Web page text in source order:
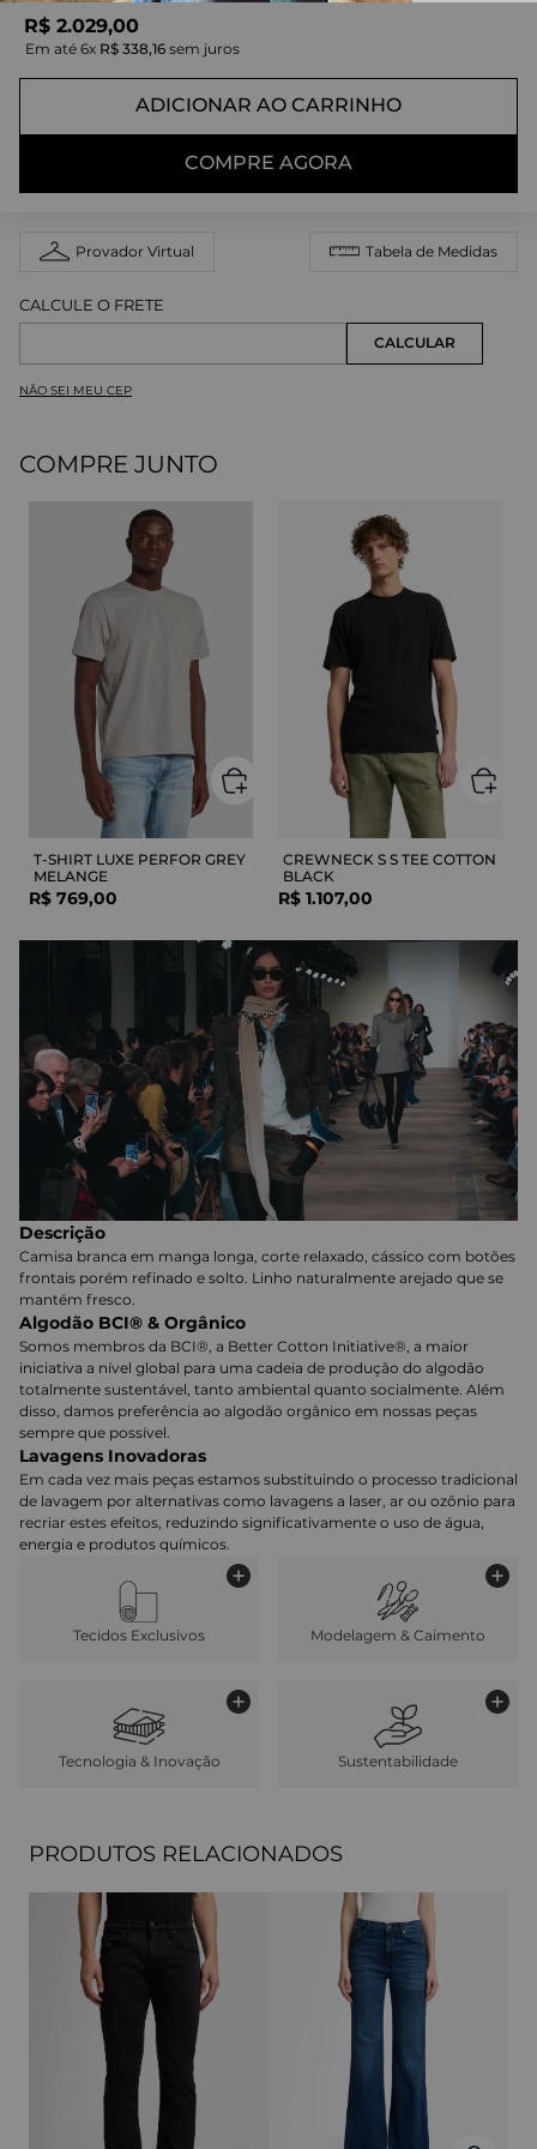
R$ 2.029,00
Em até 6x R$ 338,16 sem juros
ADICIONAR AO CARRINHO
COMPRE AGORA
Provador Virtual Tabela de Medidas
NÃO SEI MEU CEP
COMPRE JUNTO
T-SHIRT LUXE PERFOR GREY
MELANGE
R$ 769,00
CREWNECK S S TEE COTTON
BLACK
R$ 1.107,00
Descrição
Camisa branca em manga longa, corte relaxado, cássico com botões
frontais porém refinado e solto. Linho naturalmente arejado que se
mantém fresco.
Algodão BCI® & Orgânico
Somos membros da BCI®, a Better Cotton Initiative®, a maior
iniciativa a nível global para uma cadeia de produção do algodão
totalmente sustentável, tanto ambiental quanto socialmente. Além
disso, damos preferência ao algodão orgânico em nossas peças
sempre que possível.
Lavagens Inovadoras
Em cada vez mais peças estamos substituindo o processo tradicional
de lavagem por alternativas como lavagens a laser, ar ou ozônio para
recriar estes efeitos, reduzindo significativamente o uso de água,
energia e produtos químicos.
Tecidos Exclusivos Modelagem & Caimento
Tecnologia & Inovação Sustentabilidade
PRODUTOS RELACIONADOS